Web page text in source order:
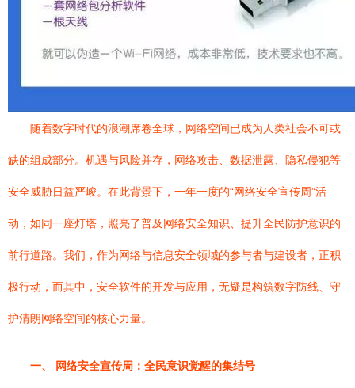
随着数字时代的浪潮席卷全球，网络空间已成为人类社会不可或
缺的组成部分。机遇与风险并存，网络攻击、数据泄露、隐私侵犯等
安全威胁日益严峻。在此背景下，一年一度的“网络安全宣传周”活
动，如同一座灯塔，照亮了普及网络安全知识、提升全民防护意识的
前行道路。我们，作为网络与信息安全领域的参与者与建设者，正积
极行动，而其中，安全软件的开发与应用，无疑是构筑数字防线、守
护清朗网络空间的核心力量。
一、 网络安全宣传周：全民意识觉醒的集结号